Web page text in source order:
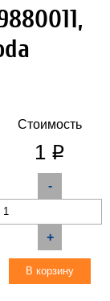
Стоимость
1 q
-
+